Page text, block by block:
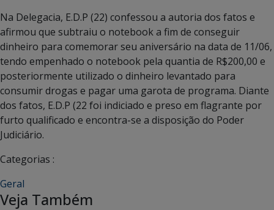
Na Delegacia, E.D.P (22) confessou a autoria dos fatos e
afirmou que subtraiu o notebook a fim de conseguir
dinheiro para comemorar seu aniversário na data de 11/06,
tendo empenhado o notebook pela quantia de R$200,00 e
posteriormente utilizado o dinheiro levantado para
consumir drogas e pagar uma garota de programa. Diante
dos fatos, E.D.P (22 foi indiciado e preso em flagrante por
furto qualificado e encontra-se a disposição do Poder
Judiciário.
Categorias :
Geral
Veja Também